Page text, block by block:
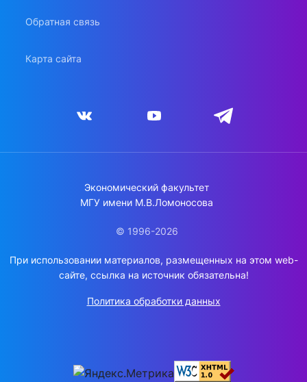
Обратная связь
Карта сайта
Экономический факультет
МГУ имени М.В.Ломоносова
© 1996-2026
При использовании материалов, размещенных на этом web-
сайте, ссылка на источник обязательна!
Политика обработки данных